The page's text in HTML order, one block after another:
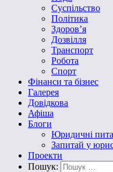
Суспільство
Політика
Здоров’я
Дозвілля
Транспорт
Робота
Спорт
Фінанси та бізнес
Галерея
Довідкова
Афіша
Блоги
Юридичні
Запитай у
Проекти
Пошук: